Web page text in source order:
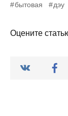
бытовая дэу
Оцените